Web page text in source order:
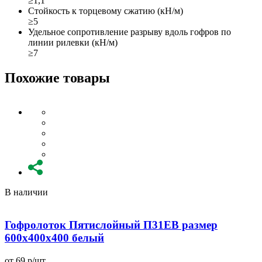
Стойкость к торцевому сжатию (кН/м)
≥5
Удельное сопротивление разрыву вдоль гофров по
линии рилевки (кН/м)
≥7
Похожие товары
В наличии
Гофролоток Пятислойный П31EB размер
600x400x400 белый